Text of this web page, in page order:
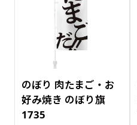
のぼり 肉たまご・お
好み焼き のぼり旗
1735